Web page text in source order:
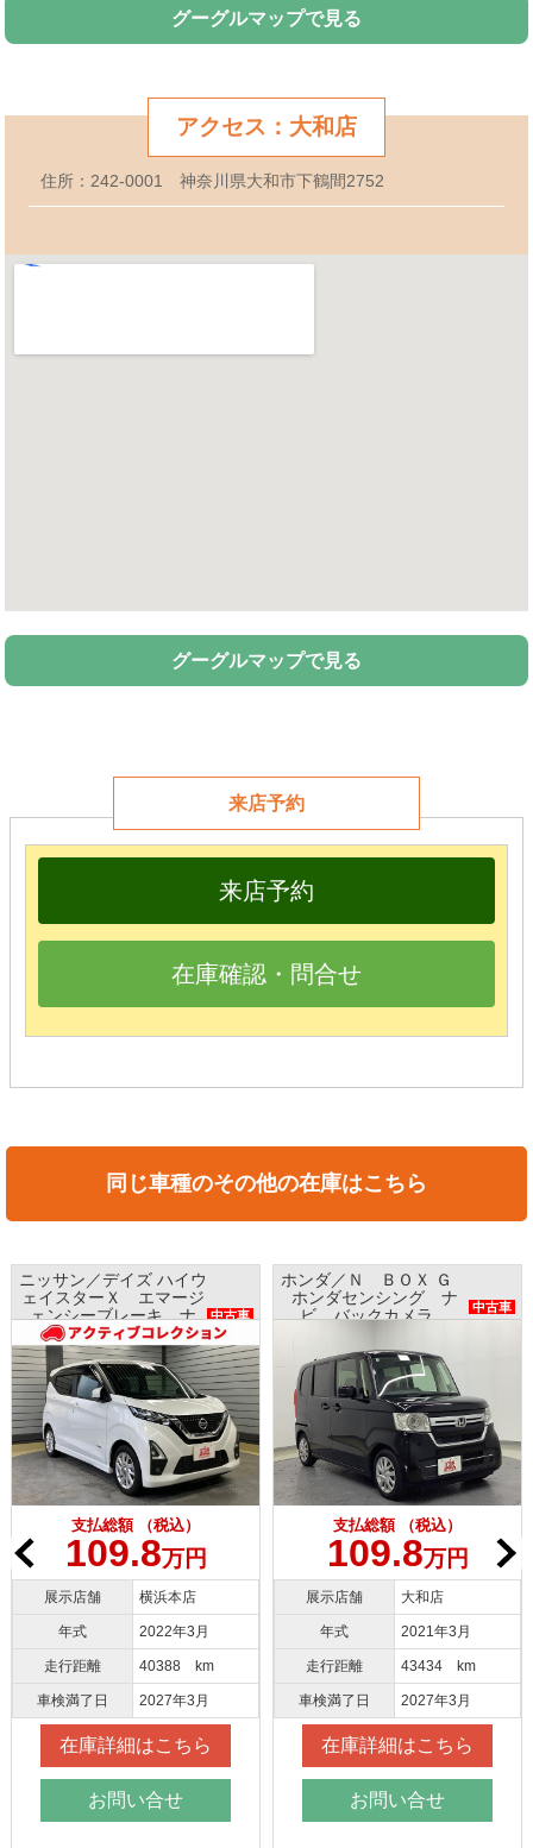
グーグルマップで見る
アクセス：大和店
住所：242-0001 神奈川県大和市下鶴間2752
グーグルマップで見る
来店予約
来店予約
在庫確認・問合せ
同じ車種のその他の在庫はこちら
ニッサン／デイズ ハイウ
ェイスターＸ エマージ
ェンシーブレーキ ナ
ビ アラウンドビューモ
ニター インテリキー
中古車
支払総額 （税込）
109.8万円
展示店舗 横浜本店
年式 2022年3月
走行距離 40388 km
車検満了日 2027年3月
在庫詳細はこちら
お問い合せ
ホンダ／Ｎ ＢＯＸ Ｇ
ホンダセンシング ナ
ビ バックカメラ
中古車
支払総額 （税込）
109.8万円
展示店舗 大和店
年式 2021年3月
走行距離 43434 km
車検満了日 2027年3月
在庫詳細はこちら
お問い合せ